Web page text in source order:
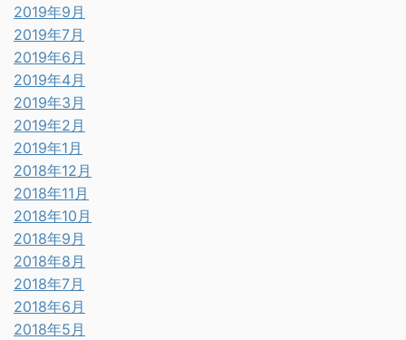
2019年9月
2019年7月
2019年6月
2019年4月
2019年3月
2019年2月
2019年1月
2018年12月
2018年11月
2018年10月
2018年9月
2018年8月
2018年7月
2018年6月
2018年5月